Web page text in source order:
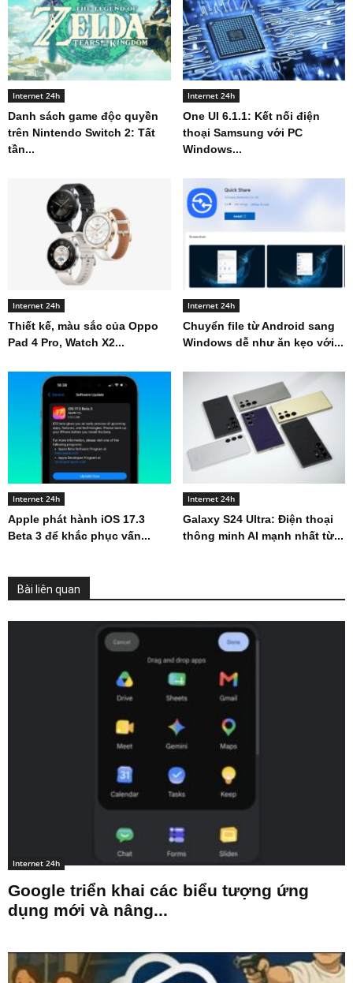
Internet 24h
Danh sách game độc quyền
trên Nintendo Switch 2: Tất
tần...
Internet 24h
One UI 6.1.1: Kết nối điện
thoại Samsung với PC
Windows...
Internet 24h
Thiết kế, màu sắc của Oppo
Pad 4 Pro, Watch X2...
Internet 24h
Chuyển file từ Android sang
Windows dễ như ăn kẹo với...
Internet 24h
Apple phát hành iOS 17.3
Beta 3 để khắc phục vấn...
Internet 24h
Galaxy S24 Ultra: Điện thoại
thông minh AI mạnh nhất từ...
Bài liên quan
Internet 24h
Google triển khai các biểu tượng ứng
dụng mới và nâng...